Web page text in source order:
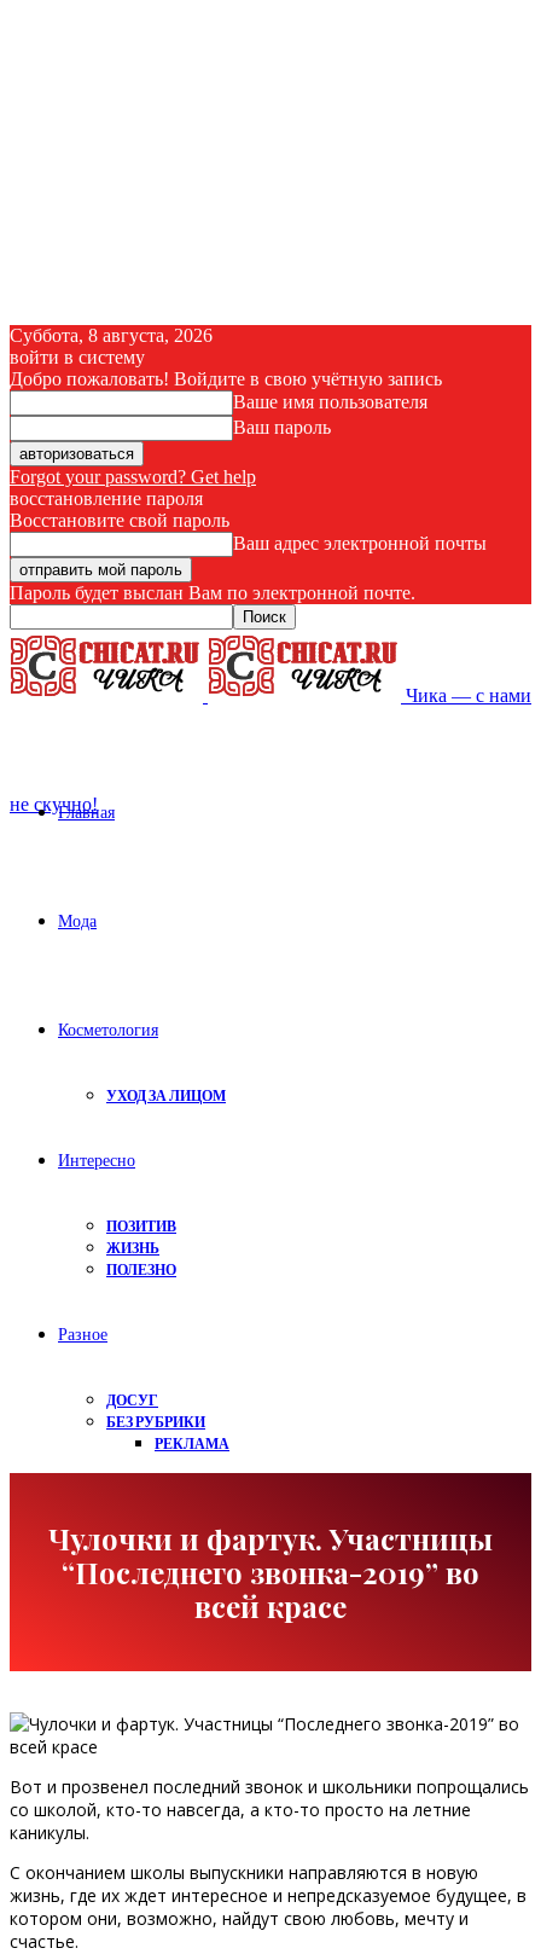
Суббота, 8 августа, 2026
войти в систему
Добро пожаловать! Войдите в свою учётную запись
Ваше имя пользователя
Ваш пароль
Forgot your password? Get help
восстановление пароля
Восстановите свой пароль
Ваш адрес электронной почты
Пароль будет выслан Вам по электронной почте.
Чика — с нами
не скучно!
Главная
Мода
Косметология
УХОД ЗА ЛИЦОМ
Интересно
ПОЗИТИВ
ЖИЗНЬ
ПОЛЕЗНО
Разное
ДОСУГ
БЕЗ РУБРИКИ
РЕКЛАМА
Чулочки и фартук. Участницы
“Последнего звонка-2019” во
всей красе
Вот и прозвенел последний звонок и школьники попрощались
со школой, кто-то навсегда, а кто-то просто на летние
каникулы.
С окончанием школы выпускники направляются в новую
жизнь, где их ждет интересное и непредсказуемое будущее, в
котором они, возможно, найдут свою любовь, мечту и
счастье.